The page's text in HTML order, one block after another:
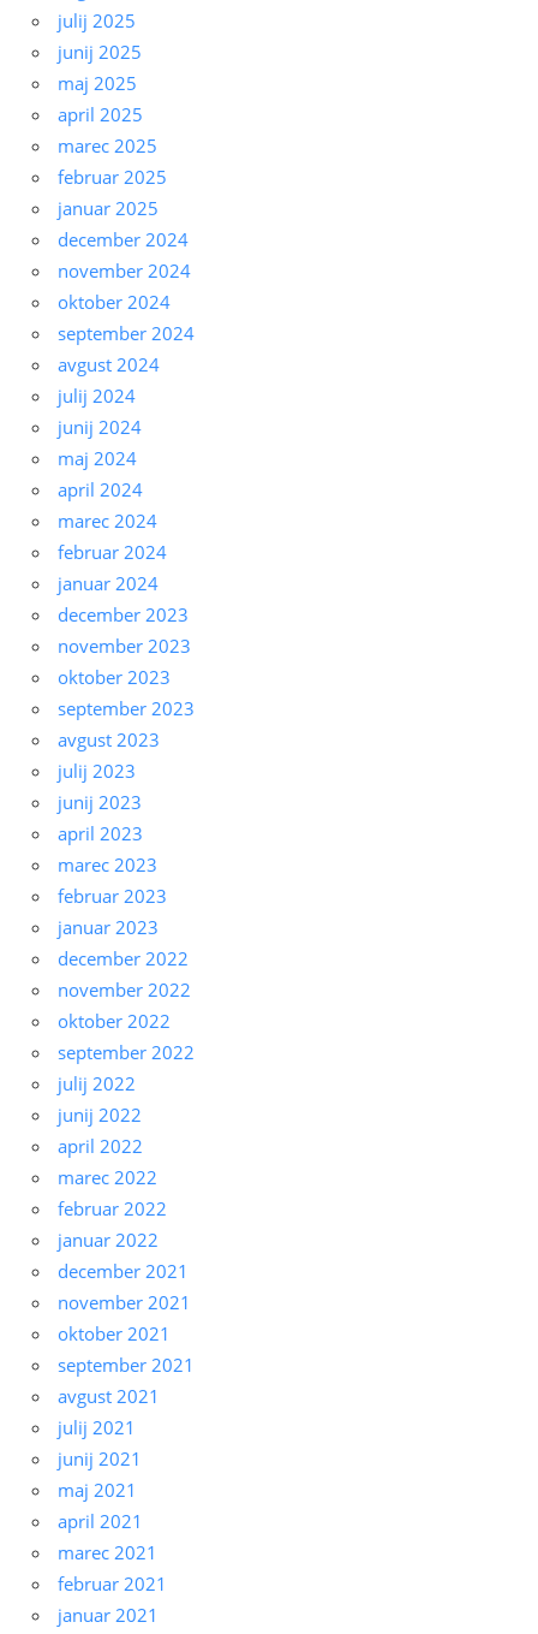
julij 2025
junij 2025
maj 2025
april 2025
marec 2025
februar 2025
januar 2025
december 2024
november 2024
oktober 2024
september 2024
avgust 2024
julij 2024
junij 2024
maj 2024
april 2024
marec 2024
februar 2024
januar 2024
december 2023
november 2023
oktober 2023
september 2023
avgust 2023
julij 2023
junij 2023
april 2023
marec 2023
februar 2023
januar 2023
december 2022
november 2022
oktober 2022
september 2022
julij 2022
junij 2022
april 2022
marec 2022
februar 2022
januar 2022
december 2021
november 2021
oktober 2021
september 2021
avgust 2021
julij 2021
junij 2021
maj 2021
april 2021
marec 2021
februar 2021
januar 2021